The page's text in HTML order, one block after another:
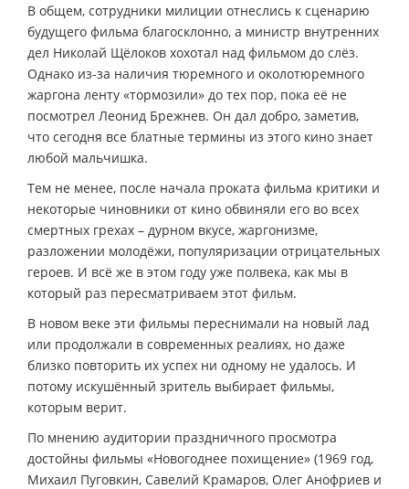
В общем, сотрудники милиции отнеслись к сценарию
будущего фильма благосклонно, а министр внутренних
дел Николай Щёлоков хохотал над фильмом до слёз.
Однако из-за наличия тюремного и околотюремного
жаргона ленту «тормозили» до тех пор, пока её не
посмотрел Леонид Брежнев. Он дал добро, заметив,
что сегодня все блатные термины из этого кино знает
любой мальчишка.
Тем не менее, после начала проката фильма критики и
некоторые чиновники от кино обвиняли его во всех
смертных грехах – дурном вкусе, жаргонизме,
разложении молодёжи, популяризации отрицательных
героев. И всё же в этом году уже полвека, как мы в
который раз пересматриваем этот фильм.
В новом веке эти фильмы переснимали на новый лад
или продолжали в современных реалиях, но даже
близко повторить их успех ни одному не удалось. И
потому искушённый зритель выбирает фильмы,
которым верит.
По мнению аудитории праздничного просмотра
достойны фильмы «Новогоднее похищение» (1969 год,
Михаил Пуговкин, Савелий Крамаров, Олег Анофриев и